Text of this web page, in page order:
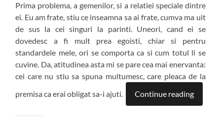
Prima problema, a gemenilor, si a relatiei speciale dintre
ei. Eu am frate, stiu ce inseamna sa ai frate, cumva ma uit
de sus la cei singuri la parinti. Uneori, cand ei se
dovedesc a fi mult prea egoisti, chiar si pentru
standardele mele, ori se comporta ca si cum totul li se
cuvine. Da, atitudinea asta mi se pare cea mai enervanta:
cei care nu stiu sa spuna multumesc, care pleaca de la
premisa ca erai obligat sa-i ajuti.
Continue reading